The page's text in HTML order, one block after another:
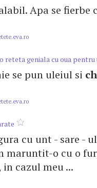
Apa se fierbe
reteta geniala cu oua
se pun uleiul si
cu unt - sare -
maruntit-o cu o
cazul meu ...